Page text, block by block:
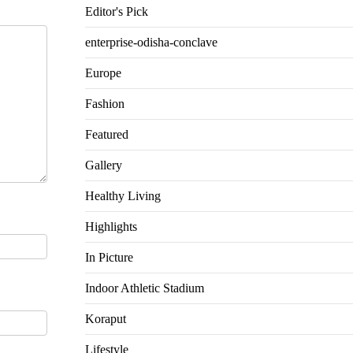
Editor's Pick
enterprise-odisha-conclave
Europe
Fashion
Featured
Gallery
Healthy Living
Highlights
In Picture
Indoor Athletic Stadium
Koraput
Lifestyle